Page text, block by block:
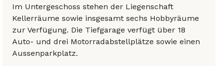
Im Untergeschoss stehen der Liegenschaft
Kellerräume sowie insgesamt sechs Hobbyräume
zur Verfügung. Die Tiefgarage verfügt über 18
Auto- und drei Motorradabstellplätze sowie einen
Aussenparkplatz.